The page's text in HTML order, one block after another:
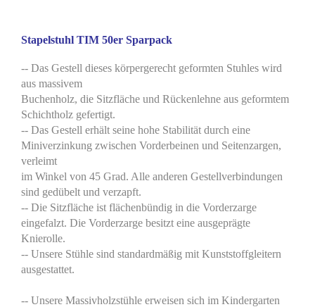
Stapelstuhl TIM 50er Sparpack
-- Das Gestell dieses körpergerecht geformten Stuhles wird
aus massivem
Buchenholz, die Sitzfläche und Rückenlehne aus geformtem
Schichtholz gefertigt.
-- Das Gestell erhält seine hohe Stabilität durch eine
Miniverzinkung zwischen Vorderbeinen und Seitenzargen,
verleimt
im Winkel von 45 Grad. Alle anderen Gestellverbindungen
sind gedübelt und verzapft.
-- Die Sitzfläche ist flächenbündig in die Vorderzarge
eingefalzt. Die Vorderzarge besitzt eine ausgeprägte
Knierolle.
-- Unsere Stühle sind standardmäßig mit Kunststoffgleitern
ausgestattet.
-- Unsere Massivholzstühle erweisen sich im Kindergarten